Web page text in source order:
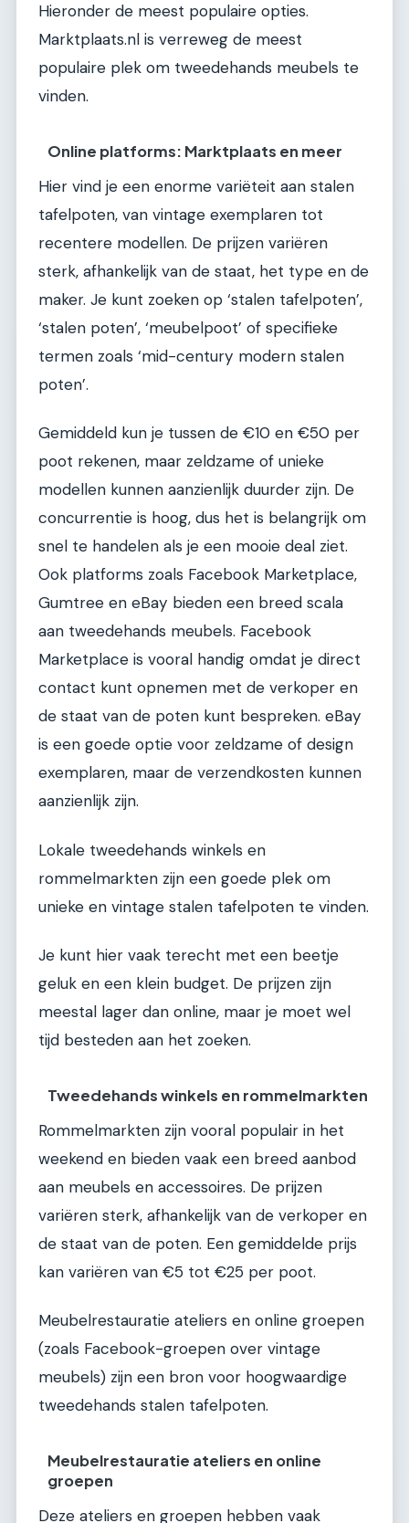
Hieronder de meest populaire opties.
Marktplaats.nl is verreweg de meest
populaire plek om tweedehands meubels te
vinden.
Online platforms: Marktplaats en meer
Hier vind je een enorme variëteit aan stalen
tafelpoten, van vintage exemplaren tot
recentere modellen. De prijzen variëren
sterk, afhankelijk van de staat, het type en de
maker. Je kunt zoeken op ‘stalen tafelpoten’,
‘stalen poten’, ‘meubelpoot’ of specifieke
termen zoals ‘mid-century modern stalen
poten’.
Gemiddeld kun je tussen de €10 en €50 per
poot rekenen, maar zeldzame of unieke
modellen kunnen aanzienlijk duurder zijn. De
concurrentie is hoog, dus het is belangrijk om
snel te handelen als je een mooie deal ziet.
Ook platforms zoals Facebook Marketplace,
Gumtree en eBay bieden een breed scala
aan tweedehands meubels. Facebook
Marketplace is vooral handig omdat je direct
contact kunt opnemen met de verkoper en
de staat van de poten kunt bespreken. eBay
is een goede optie voor zeldzame of design
exemplaren, maar de verzendkosten kunnen
aanzienlijk zijn.
Lokale tweedehands winkels en
rommelmarkten zijn een goede plek om
unieke en vintage stalen tafelpoten te vinden.
Je kunt hier vaak terecht met een beetje
geluk en een klein budget. De prijzen zijn
meestal lager dan online, maar je moet wel
tijd besteden aan het zoeken.
Tweedehands winkels en rommelmarkten
Rommelmarkten zijn vooral populair in het
weekend en bieden vaak een breed aanbod
aan meubels en accessoires. De prijzen
variëren sterk, afhankelijk van de verkoper en
de staat van de poten. Een gemiddelde prijs
kan variëren van €5 tot €25 per poot.
Meubelrestauratie ateliers en online groepen
(zoals Facebook-groepen over vintage
meubels) zijn een bron voor hoogwaardige
tweedehands stalen tafelpoten.
Meubelrestauratie ateliers en online
groepen
Deze ateliers en groepen hebben vaak